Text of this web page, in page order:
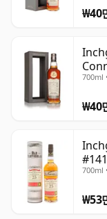
₩40
700ml
₩40
700ml
₩53